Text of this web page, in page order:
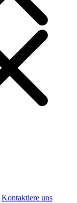
Kontaktiere uns